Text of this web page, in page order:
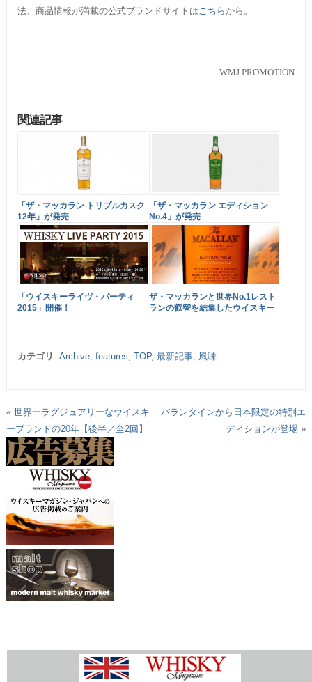
法、商品情報が満載の公式ブランドサイトは こちらから。
WMJ PROMOTION
関連記事
「ザ・マッカラン トリプルカスク
12年」が発売
「ザ・マッカラン エディション
No.4」が発売
「ウイスキーライヴ・パーティ
2015」開催！
ザ・マッカランと世界No.1レスト
ランの叡智を結集したウイスキー
カテゴリ : Archive, features TOP, 最新記事, 風味
« 世界一ラグジュアリーなウイスキ
ーブランドの20年【後半／全2回】
バランタインから日本限定の特別エ
ディションが登場 »